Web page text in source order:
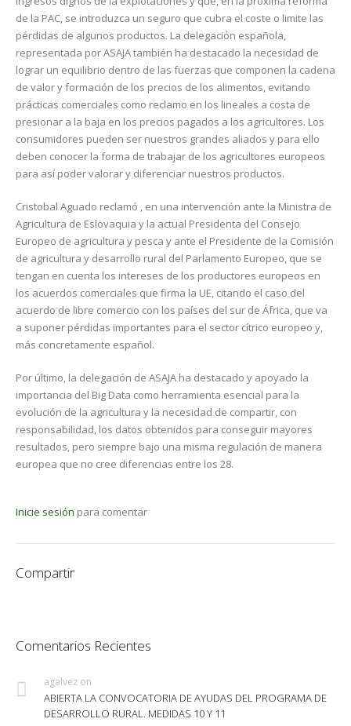
de la PAC, se introduzca un seguro que cubra el coste o limite las
pérdidas de algunos productos. La delegación española,
representada por ASAJA también ha destacado la necesidad de
lograr un equilibrio dentro de las fuerzas que componen la cadena
de valor y formación de los precios de los alimentos, evitando
prácticas comerciales como reclamo en los lineales a costa de
presionar a la baja en los precios pagados a los agricultores. Los
consumidores pueden ser nuestros grandes aliados y para ello
deben conocer la forma de trabajar de los agricultores europeos
para así poder valorar y diferenciar nuestros productos.
Cristobal Aguado reclamó , en una intervención ante la Ministra de
Agricultura de Eslovaquia y la actual Presidenta del Consejo
Europeo de agricultura y pesca y ante el Presidente de la Comisión
de agricultura y desarrollo rural del Parlamento Europeo, que se
tengan en cuenta los intereses de los productores europeos en
los acuerdos comerciales que firma la UE, citando el caso del
acuerdo de libre comercio con los países del sur de África, que va
a suponer pérdidas importantes para el sector cítrico europeo y,
más concretamente español.
Por último, la delegación de ASAJA ha destacado y apoyado la
importancia del Big Data como herramienta esencial para la
evolución de la agricultura y la necesidad de compartir, con
responsabilidad, los datos obtenidos para conseguir mayores
resultados, pero siempre bajo una misma regulación de manera
europea que no cree diferencias entre los 28.
Inicie sesión para comentar
Compartir
Comentarios Recientes
agalvez on
ABIERTA LA CONVOCATORIA DE AYUDAS DEL PROGRAMA DE
DESARROLLO RURAL. MEDIDAS 10 Y 11